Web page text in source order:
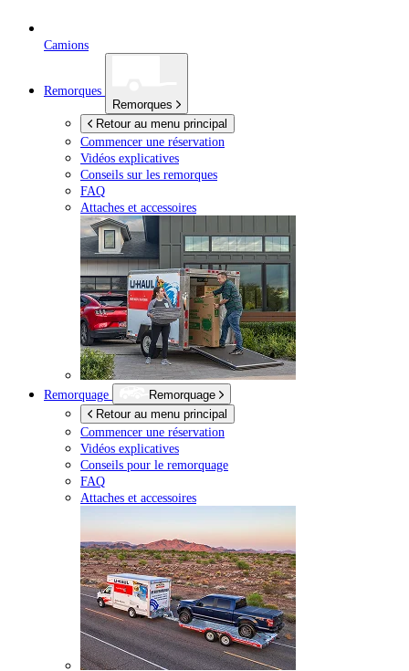
Camions
Remorques
Remorques
Retour au menu principal
Commencer une réservation
Vidéos explicatives
Conseils sur les remorques
FAQ
Attaches et accessoires
Remorquage
Remorquage
Retour au menu principal
Commencer une réservation
Vidéos explicatives
Conseils pour le remorquage
FAQ
Attaches et accessoires